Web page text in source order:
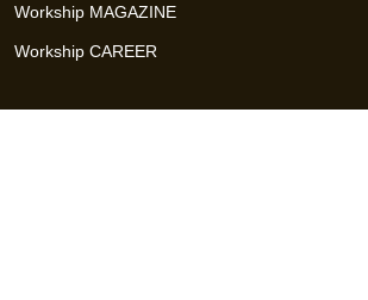
Workship MAGAZINE
Workship CAREER